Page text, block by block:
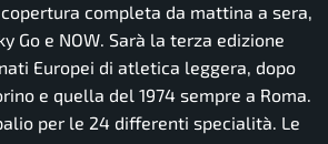
completa da mattina a sera,
Go e NOW. Sarà la terza edizione
Europei di atletica leggera, dopo
e quella del 1974 sempre a Roma.
per le 24 differenti specialità. Le